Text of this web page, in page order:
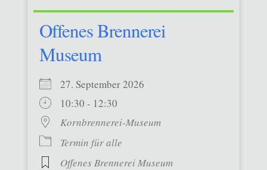
Offenes Brennerei
Museum
27. September 2026
10:30 - 12:30
Kornbrennerei-Museum
Termin für alle
Offenes Brennerei Museum